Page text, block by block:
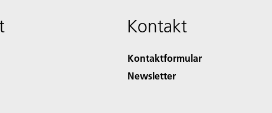
Kontakt
Kontaktformular
Newsletter